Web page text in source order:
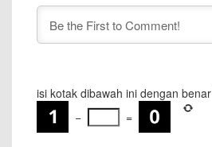
isi kotak dibawah ini dengan benar
−
=